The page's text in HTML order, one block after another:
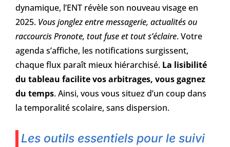
dynamique, l’ENT révèle son nouveau visage en
2025. Vous jonglez entre messagerie, actualités ou
raccourcis Pronote, tout fuse et tout s’éclaire. Votre
agenda s’affiche, les notifications surgissent,
chaque flux paraît mieux hiérarchisé. La lisibilité
du tableau facilite vos arbitrages, vous gagnez
du temps. Ainsi, vous vous situez d’un coup dans
la temporalité scolaire, sans dispersion.
Les outils essentiels pour le suivi